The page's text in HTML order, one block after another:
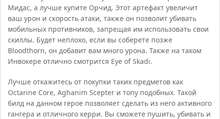
Мидас, а лучше купите Орчид. Этот артефакт увеличит
ваш урон и скорость атаки, также он позволит убивать
мобильных противников, запрещая им использовать свои
скиллы. Будет неплохо, если вы соберете позже
Bloodthorn, он добавит вам много урона. Также на таком
Инвокере отлично смотрится Eye of Skadi.
Лучше откажитесь от покупки таких предметов как
Octarine Core, Aghanim Scepter и топу подобных. Такой
билд на данном герое позволяет сделать из него активного
гангера и отличного керри. Вы сможете пушить, убивать и